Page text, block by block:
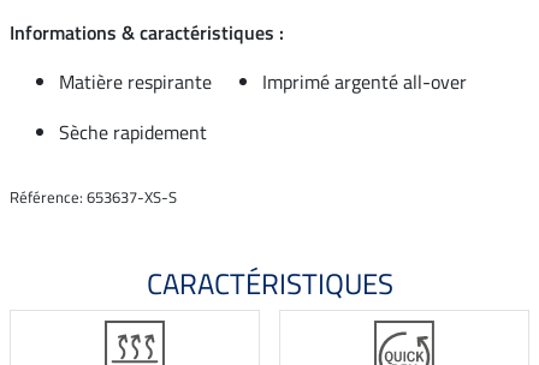
Informations & caractéristiques :
Matière respirante
Imprimé argenté all-over
Sèche rapidement
Référence: 653637-XS-S
CARACTÉRISTIQUES